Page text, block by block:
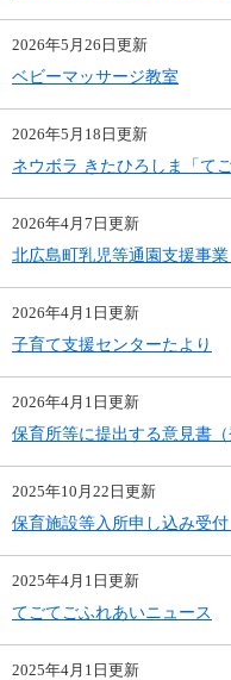
2026年5月26日更新
ベビーマッサージ教室
2026年5月18日更新
ネウボラ きたひろしま「て
2026年4月7日更新
北広島町乳児等通園支援事
2026年4月1日更新
子育て支援センターたより
2026年4月1日更新
保育所等に提出する意見書
2025年10月22日更新
保育施設等入所申し込み受付
2025年4月1日更新
てごてごふれあいニュース
2025年4月1日更新